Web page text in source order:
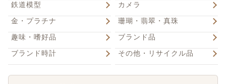
鉄道模型
カメラ
金・プラチナ
珊瑚・翡翠・真珠
趣味・嗜好品
ブランド品
ブランド時計
その他・リサイクル品